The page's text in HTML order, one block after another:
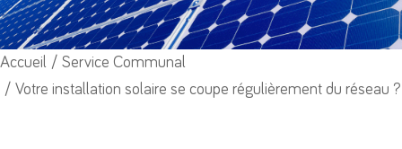
Vous êtes ici :
Accueil
Service Communal
Votre installation solaire se coupe régulièrement du réseau ?